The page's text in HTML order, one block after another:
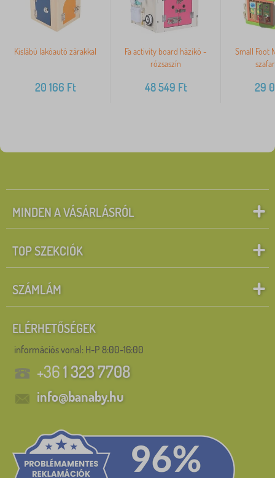
Kislábú lakóautó zárakkal
20 166 Ft
Fa activity board házikó -
rózsaszín
48 549 Ft
Small Foot
29
>
MINDEN A VÁSÁRLÁSRÓL
TOP SZEKCIÓK
SZÁMLÁM
ELÉRHETŐSÉGEK
információs vonal: H-P 8:00-16:00
+361 323 7708
info@banaby.hu